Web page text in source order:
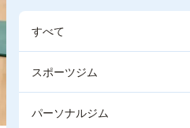
すべて
スポーツジム
パーソナルジム